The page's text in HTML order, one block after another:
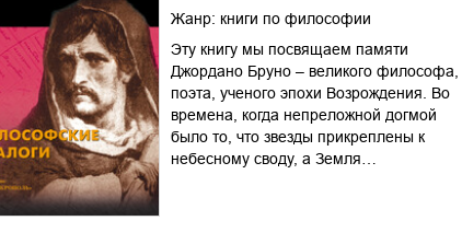
Жанр: книги по философии
Эту книгу мы посвящаем памяти
Джордано Бруно – великого философа,
поэта, ученого эпохи Возрождения. Во
времена, когда непреложной догмой
было то, что звезды прикреплены к
небесному своду, а Земля…